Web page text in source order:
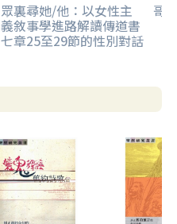
眾裏尋她/他：以女性主
義敘事學進路解讀傳道書
七章25至29節的性別對話
哥